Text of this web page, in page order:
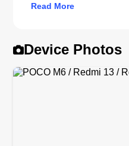
Read More
Device Photos